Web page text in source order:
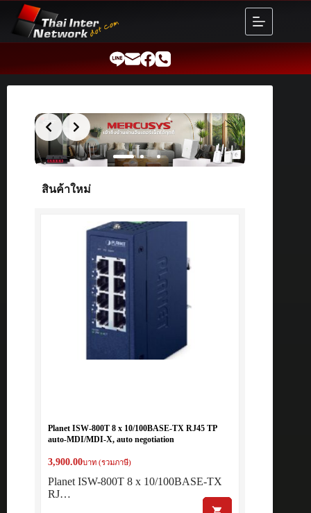
content
สินค้าใหม่
Planet ISW-800T 8 x 10/100BASE-TX RJ45 TP
auto-MDI/MDI-X, auto negotiation
3,900.00บาท (รวมภาษี)
Planet ISW-800T 8 x 10/100BASE-TX
RJ…